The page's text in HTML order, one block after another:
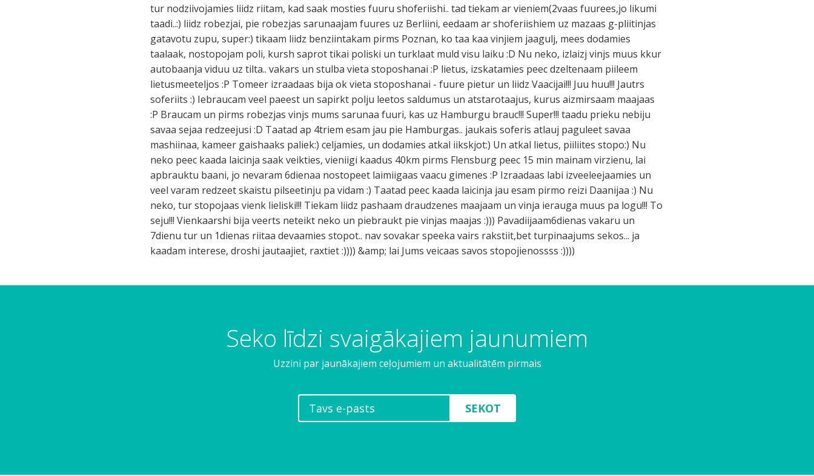
tur nodziivojamies liidz riitam, kad saak mosties fuuru shoferiishi.. tad tiekam ar vieniem(2vaas fuurees,jo likumi
taadi..:) liidz robezjai, pie robezjas sarunaajam fuures uz Berliini, eedaam ar shoferiishiem uz mazaas g-pliitinjas
gatavotu zupu, super:) tikaam liidz benziintakam pirms Poznan, ko taa kaa vinjiem jaagulj, mees dodamies
taalaak, nostopojam poli, kursh saprot tikai poliski un turklaat muld visu laiku :D Nu neko, izlaizj vinjs muus kkur
autobaanja viduu uz tilta.. vakars un stulba vieta stoposhanai :P lietus, izskatamies peec dzeltenaam piileem
lietusmeeteljos :P Tomeer izraadaas bija ok vieta stoposhanai - fuure pietur un liidz Vaacijai!!! Juu huu!!! Jautrs
soferiits :) Iebraucam veel paeest un sapirkt polju leetos saldumus un atstarotaajus, kurus aizmirsaam maajaas
:P Braucam un pirms robezjas vinjs mums sarunaa fuuri, kas uz Hamburgu brauc!!! Super!!! taadu prieku nebiju
savaa sejaa redzeejusi :D Taatad ap 4triem esam jau pie Hamburgas.. jaukais soferis atlauj paguleet savaa
mashiinaa, kameer gaishaaks paliek:) celjamies, un dodamies atkal iikskjot:) Un atkal lietus, piiliites stopo:) Nu
neko peec kaada laicinja saak veikties, vieniigi kaadus 40km pirms Flensburg peec 15 min mainam virzienu, lai
apbrauktu baani, jo nevaram 6dienaa nostopeet laimiigaas vaacu gimenes :P Izraadaas labi izveeleejaamies un
veel varam redzeet skaistu pilseetinju pa vidam :) Taatad peec kaada laicinja jau esam pirmo reizi Daanijaa :) Nu
neko, tur stopojaas vienk lieliski!!! Tiekam liidz pashaam draudzenes maajaam un vinja ierauga muus pa logu!!! To
seju!!! Vienkaarshi bija veerts neteikt neko un piebraukt pie vinjas maajas :))) Pavadiijaam6dienas vakaru un
7dienu tur un 1dienas riitaa devaamies stopot.. nav sovakar speeka vairs rakstiit,bet turpinaajums sekos... ja
kaadam interese, droshi jautaajiet, raxtiet :)))) &amp; lai Jums veicaas savos stopojienossss :))))
Seko līdzi svaigākajiem jaunumiem
Uzzini par jaunākajiem ceļojumiem un aktualitātēm pirmais
SEKOT